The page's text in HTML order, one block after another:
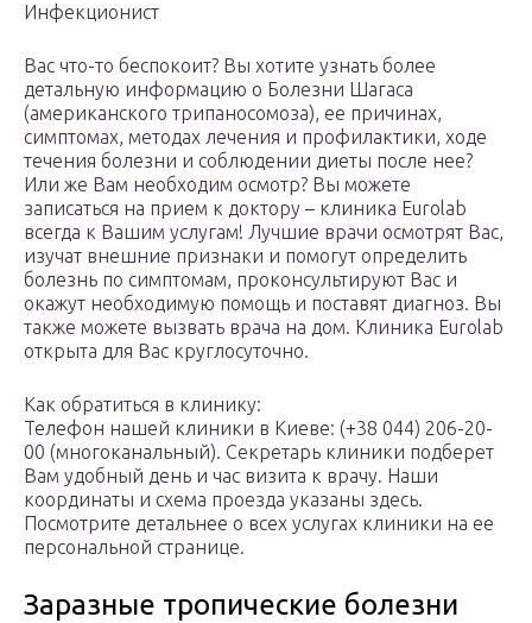
Инфекционист
Вас что-то беспокоит? Вы хотите узнать более
детальную информацию о Болезни Шагаса
(американского трипаносомоза), ее причинах,
симптомах, методах лечения и профилактики, ходе
течения болезни и соблюдении диеты после нее?
Или же Вам необходим осмотр? Вы можете
записаться на прием к доктору – клиника Eurolab
всегда к Вашим услугам! Лучшие врачи осмотрят Вас,
изучат внешние признаки и помогут определить
болезнь по симптомам, проконсультируют Вас и
окажут необходимую помощь и поставят диагноз. Вы
также можете вызвать врача на дом. Клиника Eurolab
открыта для Вас круглосуточно.
Как обратиться в клинику:
Телефон нашей клиники в Киеве: (+38 044) 206-20-
00 (многоканальный). Секретарь клиники подберет
Вам удобный день и час визита к врачу. Наши
координаты и схема проезда указаны здесь.
Посмотрите детальнее о всех услугах клиники на ее
персональной странице.
Заразные тропические болезни